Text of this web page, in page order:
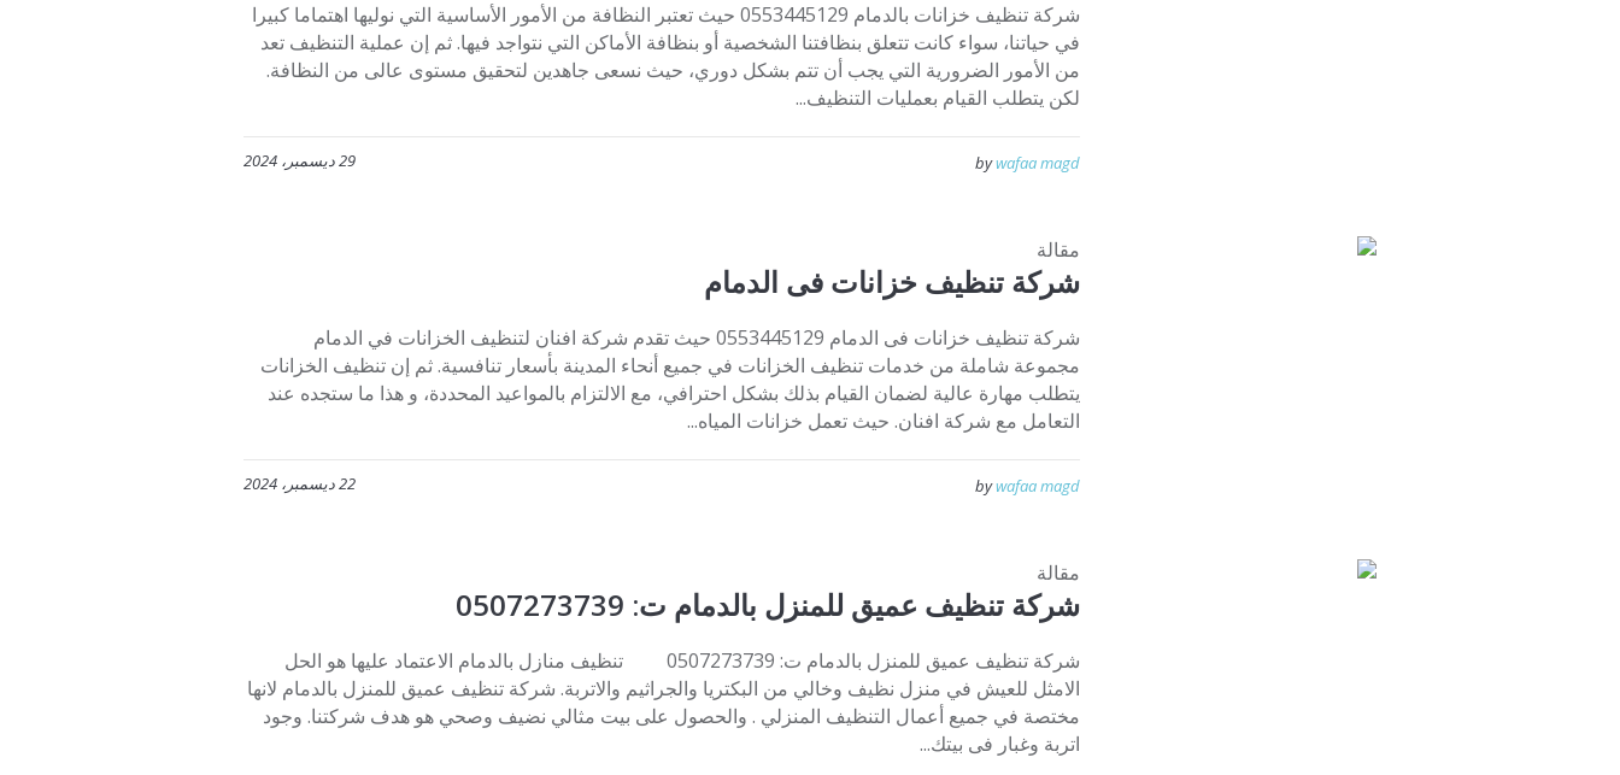
شركة تنظيف خزانات بالدمام 0553445129 حيث تعتبر النظافة من الأمور الأساسية التي نوليها اهتماما كبيرا
في حياتنا، سواء كانت تتعلق بنظافتنا الشخصية أو بنظافة الأماكن التي نتواجد فيها. ثم إن عملية التنظيف تعد
من الأمور الضرورية التي يجب أن تتم بشكل دوري، حيث نسعى جاهدين لتحقيق مستوى عالى من النظافة.
لكن يتطلب القيام بعمليات التنظيف...
29 ديسمبر، 2024 bywafaa magd
مقالة
شركة تنظيف خزانات فى الدمام
شركة تنظيف خزانات فى الدمام 0553445129 حيث تقدم شركة افنان لتنظيف الخزانات في الدمام
مجموعة شاملة من خدمات تنظيف الخزانات في جميع أنحاء المدينة بأسعار تنافسية. ثم إن تنظيف الخزانات
يتطلب مهارة عالية لضمان القيام بذلك بشكل احترافي، مع الالتزام بالمواعيد المحددة، و هذا ما ستجده عند
التعامل مع شركة افنان. حيث تعمل خزانات المياه...
22 ديسمبر، 2024 bywafaa magd
مقالة
شركة تنظيف عميق للمنزل بالدمام ت: 0507273739
شركة تنظيف عميق للمنزل بالدمام ت: 0507273739 تنظيف منازل بالدمام الاعتماد عليها هو الحل
الامثل للعيش في منزل نظيف وخالي من البكتريا والجراثيم والاتربة. شركة تنظيف عميق للمنزل بالدمام لانها
مختصة في جميع أعمال التنظيف المنزلي . والحصول على بيت مثالي نضيف وصحي هو هدف شركتنا. وجود
اتربة وغبار فى بيتك...